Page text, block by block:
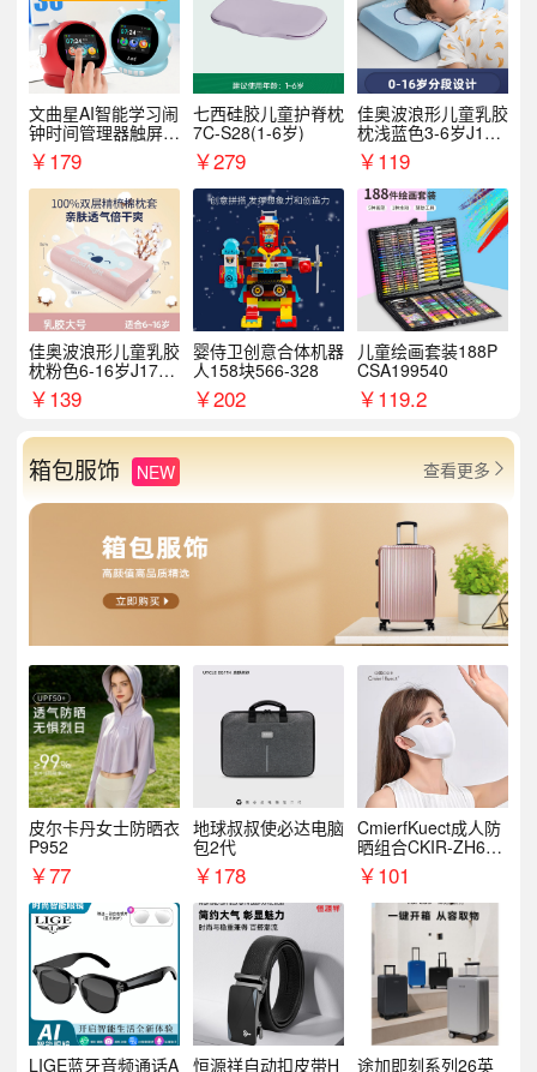
文曲星AI智能学习闹
钟时间管理器触屏N
1pro
￥179
七西硅胶儿童护脊枕
7C-S28(1-6岁)
￥279
佳奥波浪形儿童乳胶
枕浅蓝色3-6岁J17B
14AS9
￥119
佳奥波浪形儿童乳胶
枕粉色6-16岁J17B1
2AR4
￥139
婴侍卫创意合体机器
人158块566-328
￥202
儿童绘画套装188P
CSA199540
￥119.2
箱包服饰 NEW 查看更多 
皮尔卡丹女士防晒衣
P952
￥77
地球叔叔使必达电脑
包2代
￥178
CmierfKuect成人防
晒组合CKIR-ZH632
0￥101
LIGE蓝牙音频通话A 恒源祥自动扣皮带H
途加即刻系列26英